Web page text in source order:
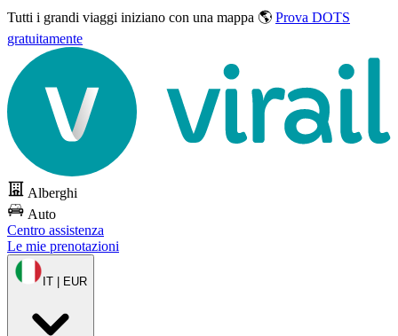
Tutti i grandi viaggi iniziano con una mappa 🌎 Prova DOTS
gratuitamente
Alberghi
Auto
Centro assistenza
Le mie prenotazioni
IT | EUR